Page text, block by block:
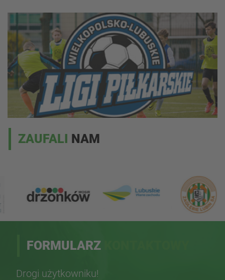
ZAUFALI NAM
FORMULARZ
Drogi użytkowniku!